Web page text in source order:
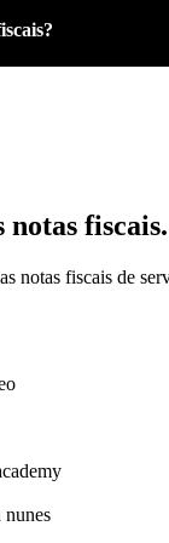
sobre a
notas fiscais.
notas fiscais de